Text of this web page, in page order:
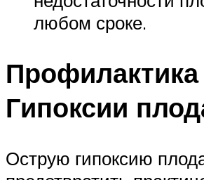
любом сроке.
Профилактика
Гипоксии
Острую гипоксию